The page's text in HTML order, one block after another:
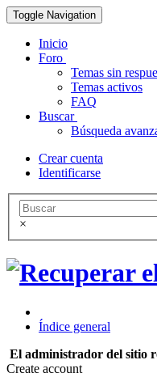
Toggle Navigation
Inicio
Foro
Temas sin
Temas activos
FAQ
Buscar
Búsqueda
Crear cuenta
Identificarse
×
Índice general
El administrador del sitio
Create account